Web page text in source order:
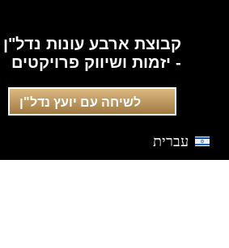
קבוצת ארבע עונות נדל"ן
- יזמות ושיווק פרויקטים
לשיחה עם יועץ נדל"ן
עברית